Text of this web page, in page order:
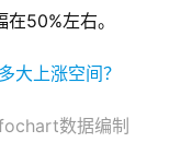
50%左右。
数据编制